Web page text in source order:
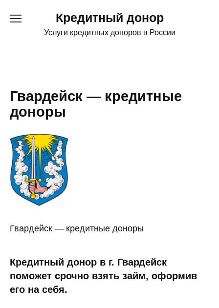
содержанию
Кредитный донор
Услуги кредитных доноров в России
Гвардейск — кредитные
доноры
Гвардейск — кредитные доноры
Кредитный донор в г. Гвардейск
поможет срочно взять займ, оформив
его на себя.